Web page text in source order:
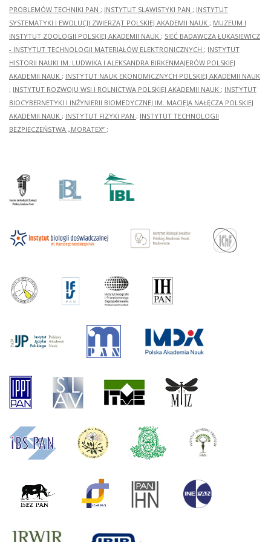
PROBLEMÓW TECHNIKI PAN ; INSTYTUT SLAWISTYKI PAN ; INSTYTUT
SYSTEMATYKI I EWOLUCJI ZWIERZĄT POLSKIEJ AKADEMII NAUK ; MUZEUM I
INSTYTUT ZOOLOGII POLSKIEJ AKADEMII NAUK ; SIEĆ BADAWCZA ŁUKASIEWICZ
- INSTYTUT TECHNOLOGII MATERIAŁÓW ELEKTRONICZNYCH ; INSTYTUT
HISTORII NAUKI IM. LUDWIKA I ALEKSANDRA BIRKENMAJERÓW POLSKIEJ
AKADEMII NAUK ; INSTYTUT NAUK EKONOMICZNYCH POLSKIEJ AKADEMII NAUK
; INSTYTUT ROZWOJU WSI I ROLNICTWA POLSKIEJ AKADEMII NAUK ; INSTYTUT
BIOCYBERNETYKI I INŻYNIERII BIOMEDYCZNEJ IM. MACIEJA NAŁĘCZA POLSKIEJ
AKADEMII NAUK ; INSTYTUT FIZYKI PAN ; INSTYTUT TECHNOLOGII
BEZPIECZEŃSTWA „MORATEX” ;